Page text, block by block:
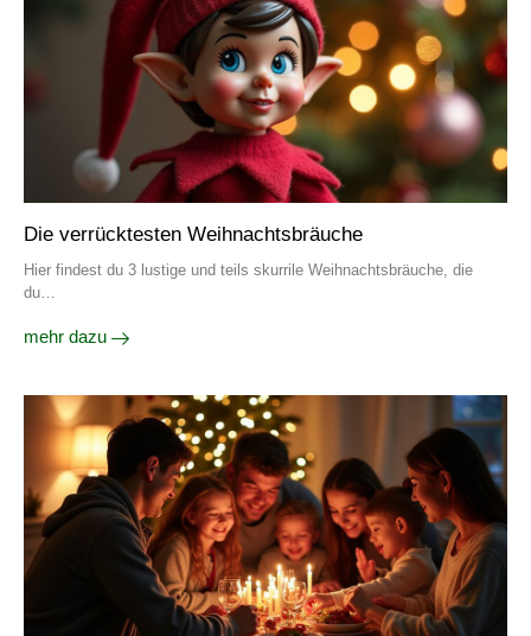
Die verrücktesten Weihnachtsbräuche
Hier findest du 3 lustige und teils skurrile Weihnachtsbräuche, die
du…
mehr dazu